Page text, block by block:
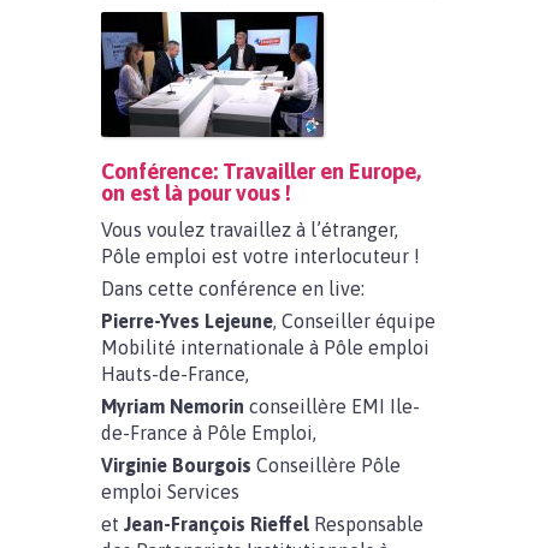
Conférence: Travailler en Europe,
on est là pour vous !
Vous voulez travaillez à l’étranger,
Pôle emploi est votre interlocuteur !
Dans cette conférence en live:
Pierre-Yves Lejeune, Conseiller équipe
Mobilité internationale à Pôle emploi
Hauts-de-France,
Myriam Nemorin conseillère EMI Ile-
de-France à Pôle Emploi,
Virginie Bourgois Conseillère Pôle
emploi Services
et Jean-François Rieffel Responsable